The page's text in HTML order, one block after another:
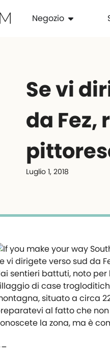
Negozio
Se vi
da
Luglio 1, 2018
vi dirigete verso sud da
sentieri battuti, noto
di case
situato a circa
al fatto che
la zona, ma è